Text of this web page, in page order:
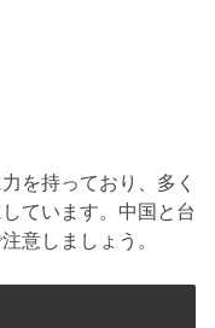
を持っており、多く
ています。中国と台
意しましょう。